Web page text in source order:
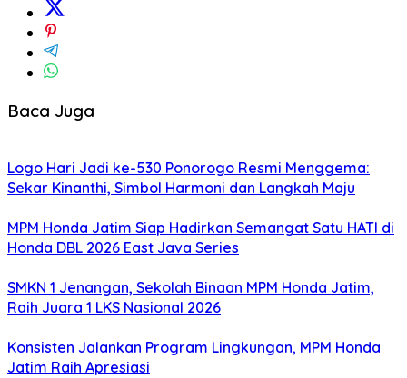
Baca Juga
Logo Hari Jadi ke-530 Ponorogo Resmi Menggema:
Sekar Kinanthi, Simbol Harmoni dan Langkah Maju
MPM Honda Jatim Siap Hadirkan Semangat Satu HATI di
Honda DBL 2026 East Java Series
SMKN 1 Jenangan, Sekolah Binaan MPM Honda Jatim,
Raih Juara 1 LKS Nasional 2026
Konsisten Jalankan Program Lingkungan, MPM Honda
Jatim Raih Apresiasi